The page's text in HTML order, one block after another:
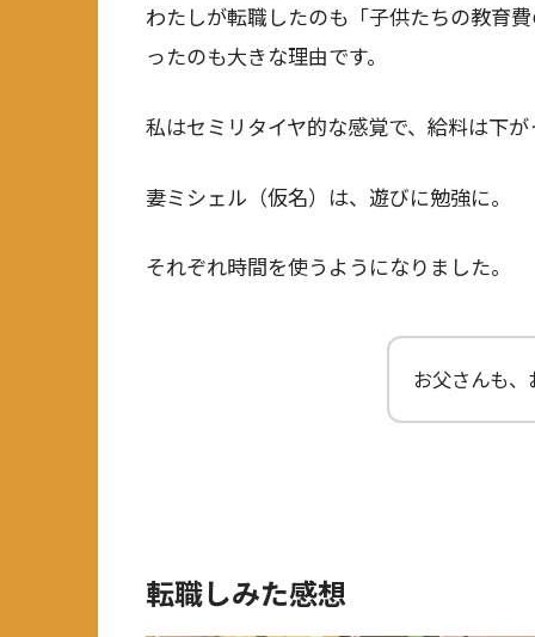
わたしが転職したのも「子供たちの教育
ったのも大きな理由です。
私はセミリタイヤ的な感覚で、給料は下
妻ミシェル（仮名）は、遊びに勉強に。
それぞれ時間を使うようになりました。
お父さんも
転職しみた感想